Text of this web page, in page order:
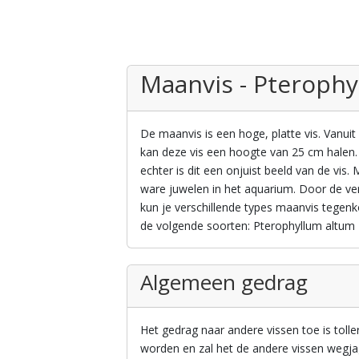
Maanvis -
De maanvis is een hoge, platte vis.
kan deze vis een hoogte van 25 cm
echter is dit een onjuist beeld van de vis.
ware juwelen in het aquarium. Door de
kun je verschillende types maanvis
de volgende soorten: Pterophyllum
Algemeen gedrag
Het gedrag naar andere vissen toe is
worden en zal het de andere vissen